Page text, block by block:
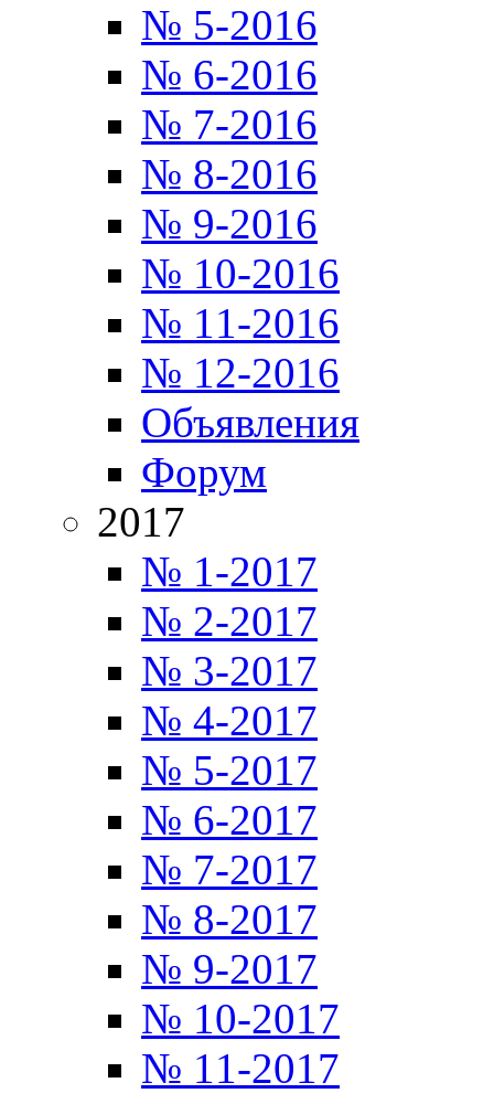
№ 5-2016
№ 6-2016
№ 7-2016
№ 8-2016
№ 9-2016
№ 10-2016
№ 11-2016
№ 12-2016
Объявления
Форум
2017
№ 1-2017
№ 2-2017
№ 3-2017
№ 4-2017
№ 5-2017
№ 6-2017
№ 7-2017
№ 8-2017
№ 9-2017
№ 10-2017
№ 11-2017